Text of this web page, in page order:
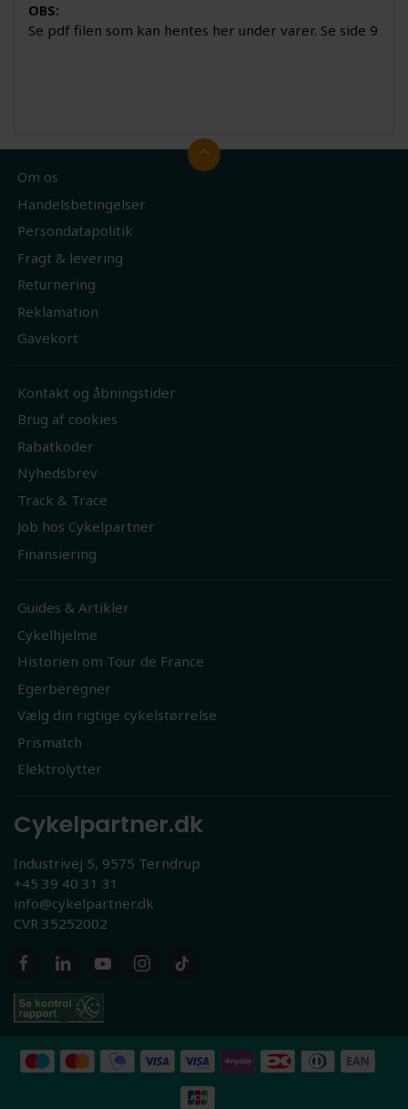
OBS:
Se pdf filen som kan hentes her under varer. Se side 9
Om os
Handelsbetingelser
Persondatapolitik
Fragt & levering
Returnering
Reklamation
Gavekort
Kontakt og åbningstider
Brug af cookies
Rabatkoder
Nyhedsbrev
Track & Trace
Job hos Cykelpartner
Finansiering
Guides & Artikler
Cykelhjelme
Historien om Tour de France
Egerberegner
Vælg din rigtige cykelstørrelse
Prismatch
Elektrolytter
Cykelpartner.dk
Industrivej 5, 9575 Terndrup
+45 39 40 31 31
info@cykelpartner.dk
CVR 35252002